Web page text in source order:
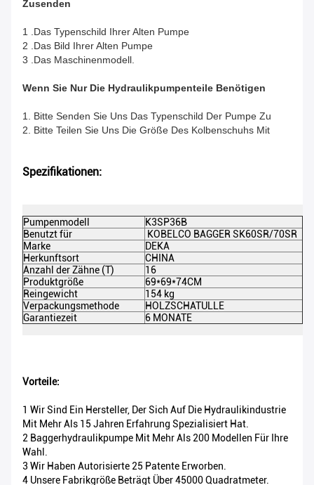
Zusenden
1 .Das Typenschild Ihrer Alten Pumpe
2 .Das Bild Ihrer Alten Pumpe
3 .Das Maschinenmodell.
Wenn Sie Nur Die Hydraulikpumpenteile Benötigen
1. Bitte Senden Sie Uns Das Typenschild Der Pumpe Zu
2. Bitte Teilen Sie Uns Die Größe Des Kolbenschuhs Mit
Spezifikationen:
Pumpenmodell
K3SP36B
Benutzt für
KOBELCO BAGGER SK60SR/70SR
Marke
DEKA
Herkunftsort
CHINA
Anzahl der Zähne (T)
16
Produktgröße
69*69*74CM
Reingewicht
154 kg
Verpackungsmethode
HOLZSCHATULLE
Garantiezeit
6 MONATE
Vorteile:
1 Wir Sind Ein Hersteller, Der Sich Auf Die Hydraulikindustrie
Mit Mehr Als 15 Jahren Erfahrung Spezialisiert Hat.
2 Baggerhydraulikpumpe Mit Mehr Als 200 Modellen Für Ihre
Wahl.
3 Wir Haben Autorisierte 25 Patente Erworben.
4 Unsere Fabrikgröße Beträgt Über 45000 Quadratmeter.